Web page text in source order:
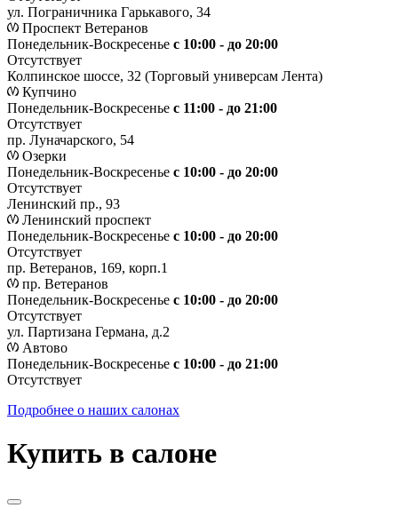
ул. Пограничника Гарькавого, 34
Проспект Ветеранов
Понедельник-Воскресенье с 10:00 - до 20:00
Отсутствует
Колпинское шоссе, 32 (Торговый универсам Лента)
Купчино
Понедельник-Воскресенье с 11:00 - до 21:00
Отсутствует
пр. Луначарского, 54
Озерки
Понедельник-Воскресенье с 10:00 - до 20:00
Отсутствует
Ленинский пр., 93
Ленинский проспект
Понедельник-Воскресенье с 10:00 - до 20:00
Отсутствует
пр. Ветеранов, 169, корп.1
пр. Ветеранов
Понедельник-Воскресенье с 10:00 - до 20:00
Отсутствует
ул. Партизана Германа, д.2
Автово
Понедельник-Воскресенье с 10:00 - до 21:00
Отсутствует
Подробнее о наших салонах
Купить в салоне